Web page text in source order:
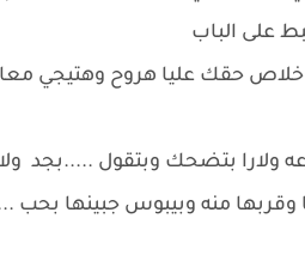
على الباب
خلاص حقك عليا هروح وهتيجي
ولارا بتضحك وبتقول .....بجد
منه وبيبوس جبينها بحب